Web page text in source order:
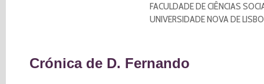
FACULDADE DE CIÊNCIAS
UNIVERSIDADE NOVA DE
Crónica de D. Fernando